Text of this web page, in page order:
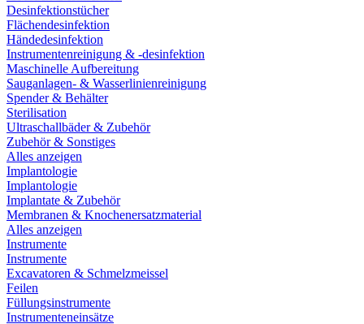
Desinfektionstücher
Flächendesinfektion
Händedesinfektion
Instrumentenreinigung & -desinfektion
Maschinelle Aufbereitung
Sauganlagen- & Wasserlinienreinigung
Spender & Behälter
Sterilisation
Ultraschallbäder & Zubehör
Zubehör & Sonstiges
Alles anzeigen
Implantologie
Implantologie
Implantate & Zubehör
Membranen & Knochenersatzmaterial
Alles anzeigen
Instrumente
Instrumente
Excavatoren & Schmelzmeissel
Feilen
Füllungsinstrumente
Instrumenteneinsätze